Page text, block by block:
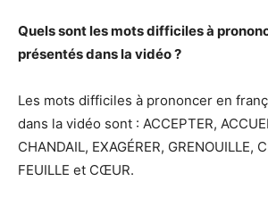
Quels sont les mots difficiles à
présentés dans la vidéo ?
Les mots difficiles à prononcer en
dans la vidéo sont : ACCEPTER,
CHANDAIL, EXAGÉRER, GRENOUILLE,
FEUILLE et CŒUR.